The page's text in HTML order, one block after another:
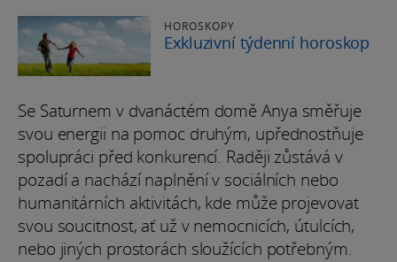
HOROSKOPY
Exkluzivní týdenní horoskop
Se Saturnem v dvanáctém domě Anya směřuje
svou energii na pomoc druhým, upřednostňuje
spolupráci před konkurencí. Raději zůstává v
pozadí a nachází naplnění v sociálních nebo
humanitárních aktivitách, kde může projevovat
svou soucitnost, ať už v nemocnicích, útulcích,
nebo jiných prostorách sloužících potřebným.